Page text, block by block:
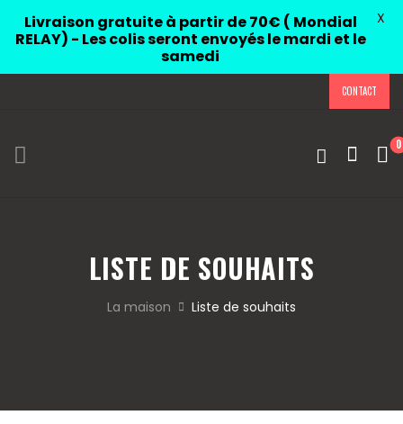
CONTACT
0
LISTE DE SOUHAITS
La maison Liste de souhaits
Livraison gratuite à partir de 70€ ( Mondial
RELAY) - Les colis seront envoyés le mardi et le
samedi
X